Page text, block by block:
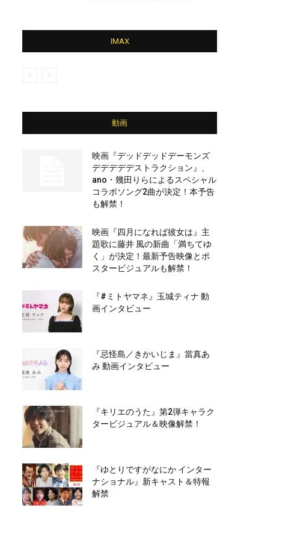
IMAX
動画
映画『デッドデッドデーモンズ
デデデデデストラクション』、
ano・幾田りらによるスペシャル
コラボソング2曲が決定！本予告
も解禁！
映画『四月になれば彼女は』主
題歌に藤井 風の新曲「満ちてゆ
く」が決定！最新予告映像とポ
スタービジュアルも解禁！
『#ミトヤマネ』玉城ティナ 動
画インタビュー
『忌怪島／きかいじま』當真あ
み 動画インタビュー
『キリエのうた』第2弾キャラク
タービジュアル＆映像解禁！
『ゆとりですがなにか インター
ナショナル』新キャスト＆特報
解禁